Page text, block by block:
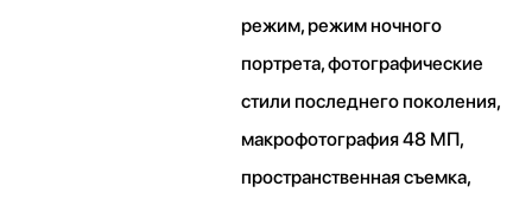
режим, режим ночного
портрета, фотографические
стили последнего поколения,
макрофотография 48 МП,
пространственная съемка,